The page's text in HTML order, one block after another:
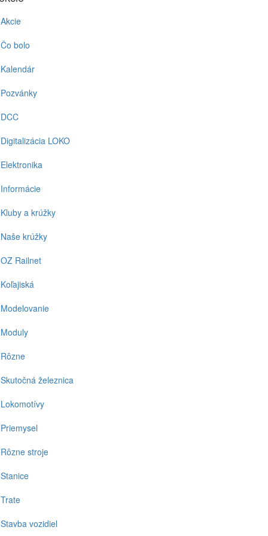
Akcie
Čo bolo
Kalendár
Pozvánky
DCC
Digitalizácia LOKO
Elektronika
Informácie
Kluby a krúžky
Naše krúžky
OZ Railnet
Koľajiská
Modelovanie
Moduly
Rôzne
Skutočná železnica
Lokomotívy
Priemysel
Rôzne stroje
Stanice
Trate
Stavba vozidiel